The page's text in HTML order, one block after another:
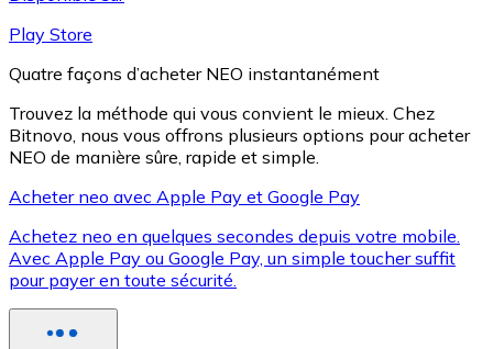
XRP
XRP
Play Store
Quatre façons d’acheter NEO instantanément
Trouvez la méthode qui vous convient le mieux. Chez
Bitnovo, nous vous offrons plusieurs options pour acheter
NEO de manière sûre, rapide et simple.
Acheter neo avec Apple Pay et Google Pay
Achetez neo en quelques secondes depuis votre mobile.
Avec Apple Pay ou Google Pay, un simple toucher suffit
pour payer en toute sécurité.